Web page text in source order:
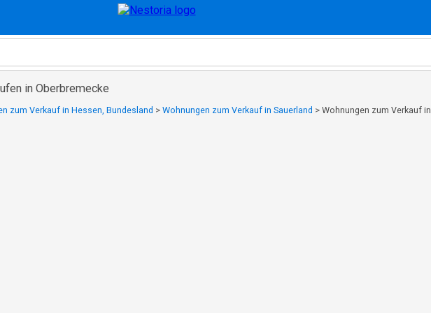
in Oberbremecke
zum Verkauf in Hessen, Bundesland > Wohnungen zum Verkauf in Sauerland > Wohnungen zum Verkauf in